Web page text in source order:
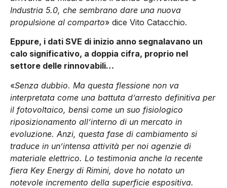
Industria 5.0, che sembrano dare una nuova
propulsione al comparto» dice Vito Catacchio.
Eppure, i dati SVE di inizio anno segnalavano un
calo significativo, a doppia cifra, proprio nel
settore delle rinnovabili…
«Senza dubbio. Ma questa flessione non va
interpretata come una battuta d’arresto definitiva per
il fotovoltaico, bensì come un suo fisiologico
riposizionamento all’interno di un mercato in
evoluzione. Anzi, questa fase di cambiamento si
traduce in un’intensa attività per noi agenzie di
materiale elettrico. Lo testimonia anche la recente
fiera Key Energy di Rimini, dove ho notato un
notevole incremento della superficie espositiva.